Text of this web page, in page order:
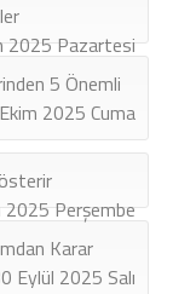
2025 Pazartesi
5 Önemli
2025 Cuma
2025 Perşembe
Karar
Eylül 2025 Salı